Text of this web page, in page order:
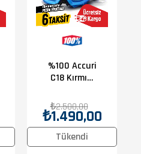
Tükendi
%100 Accuri
C18 Kırmızı
₺1.490,00
₺2.500,00